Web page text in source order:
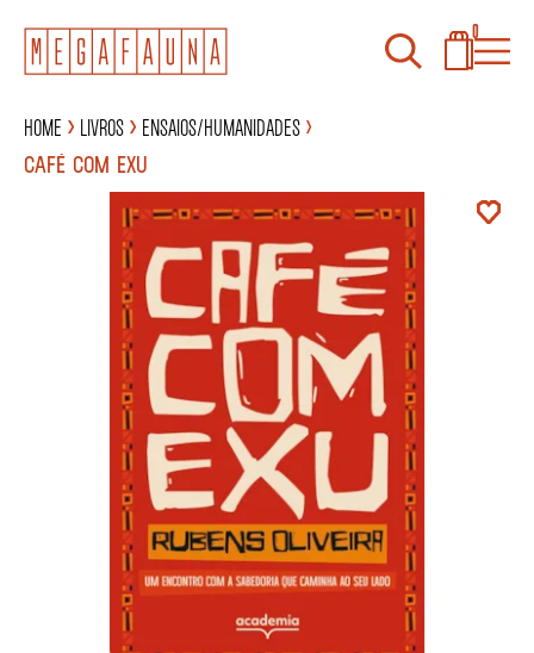
0
Home Livros
Ensaios/Humanidades
CAFÉ COM EXU